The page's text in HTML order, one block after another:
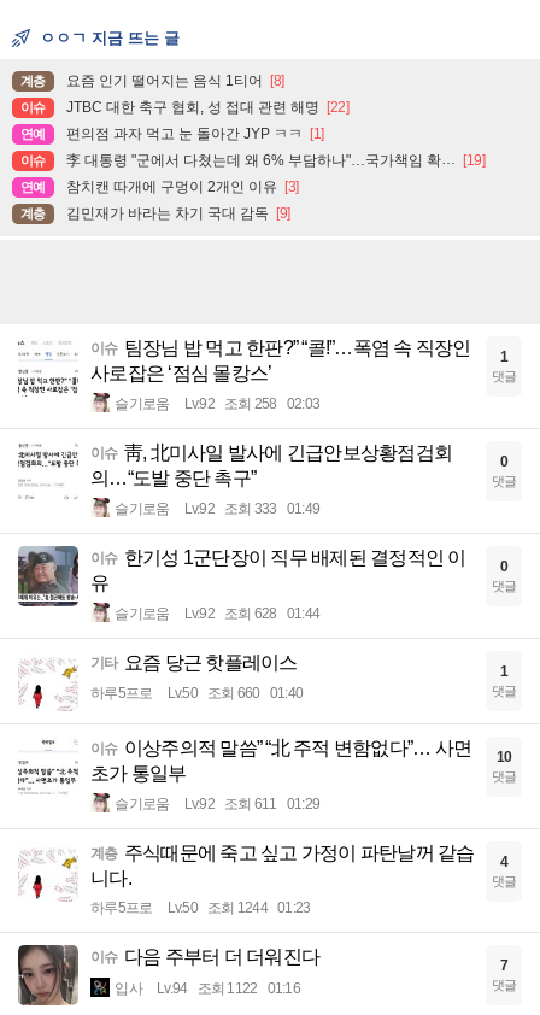
ㅇㅇㄱ 지금 뜨는 글
계층 요즘 인기 떨어지는 음식 1티어 [8]
이슈 JTBC 대한 축구 협회, 성 접대 관련 해명 [22]
연예 편의점 과자 먹고 눈 돌아간 JYP ㅋㅋ [1]
이슈 李 대통령 "군에서 다쳤는데 왜 6% 부담하나"…국가책임 확대 주문 [19]
연예 참치캔 따개에 구멍이 2개인 이유 [3]
계층 김민재가 바라는 차기 국대 감독 [9]
이슈 팀장님 밥 먹고 한판?” “콜!”…폭염 속 직장인
사로잡은 ‘점심 몰캉스’
슬기로움 Lv.92 조회 258 02:03
1
댓글
이슈 靑, 北미사일 발사에 긴급안보상황점검회
의…“도발 중단 촉구”
슬기로움 Lv.92 조회 333 01:49
0
댓글
이슈 한기성 1군단장이 직무 배제된 결정적인 이
유
슬기로움 Lv.92 조회 628 01:44
0
댓글
기타 요즘 당근 핫플레이스
하루5프로 Lv.50 조회 660 01:40
1
댓글
이슈 이상주의적 말씀” “北 주적 변함없다”… 사면
초가 통일부
슬기로움 Lv.92 조회 611 01:29
10
댓글
계층 주식때문에 죽고 싶고 가정이 파탄날꺼 같습
니다.
하루5프로 Lv.50 조회 1244 01:23
4
댓글
이슈 다음 주부터 더 더워진다
입사 Lv.94 조회 1122 01:16
7
댓글